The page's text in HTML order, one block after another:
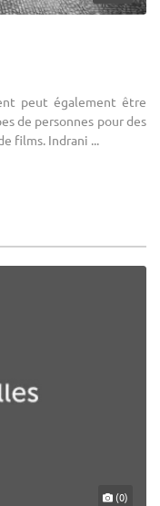
peut également être
de personnes pour des
films. Indrani ...
(0)